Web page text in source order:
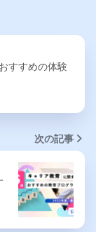
すすめの体験
次の記事